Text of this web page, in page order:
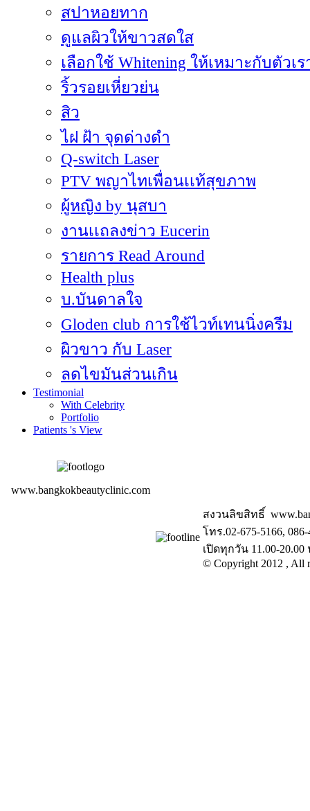
สปาหอยทาก
ดูแลผิวให้ขาวสดใส
เลือกใช้ Whitening ให้เหมาะกับตัวเร
ริ้วรอยเหี่ยวย่น
สิว
ไฝ ฝ้า จุดด่างดำ
Q-switch Laser
PTV พญาไทเพื่อนเเท้สุขภาพ
ผู้หญิง by นุสบา
งานเเถลงข่าว Eucerin
รายการ Read Around
Health plus
บ.บันดาลใจ
Gloden club การใช้ไวท์เทนนิ่งครีม
ผิวขาว กับ Laser
ลดไขมันส่วนเกิน
Testimonial
With Celebrity
Portfolio
Patients 's View
www.bangkokbeautyclinic.com
สงวนลิขสิทธิ์
โทร.02-675-5166,
เปิดทุกวัน 11.00-20.00
© Copyright 2012 , All